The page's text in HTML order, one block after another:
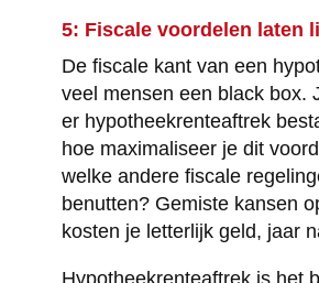
5: Fiscale voordelen laten
De fiscale kant van een
veel mensen een black box.
er hypotheekrenteaftrek
hoe maximaliseer je dit
welke andere fiscale
benutten? Gemiste kansen
kosten je letterlijk geld, jaar